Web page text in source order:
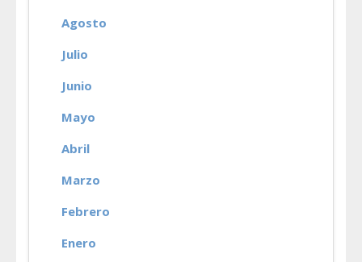
Agosto
Julio
Junio
Mayo
Abril
Marzo
Febrero
Enero